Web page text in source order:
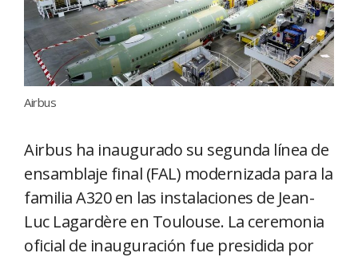
Airbus
Airbus ha inaugurado su segunda línea de
ensamblaje final (FAL) modernizada para la
familia A320 en las instalaciones de Jean-
Luc Lagardère en Toulouse. La ceremonia
oficial de inauguración fue presidida por